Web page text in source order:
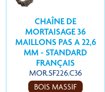
CHAÎNE DE
MORTAISAGE 36
MAILLONS PAS A 22,6
MM - STANDARD
FRANÇAIS
MOR.SF226.C36
BOIS MASSIF